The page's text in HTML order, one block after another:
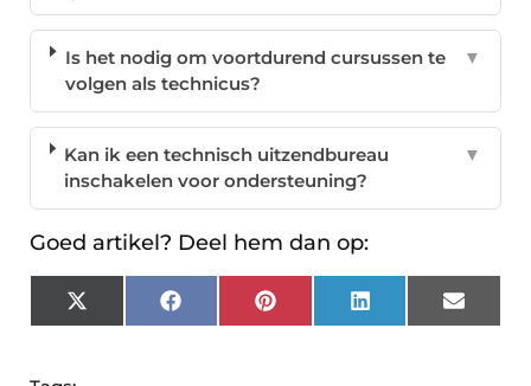
Is het nodig om voortdurend cursussen te
volgen als technicus?
▼
Kan ik een technisch uitzendbureau
inschakelen voor ondersteuning?
▼
Goed artikel? Deel hem dan op:
X
(Twitter)
FacebookPinterest LinkedIn Email